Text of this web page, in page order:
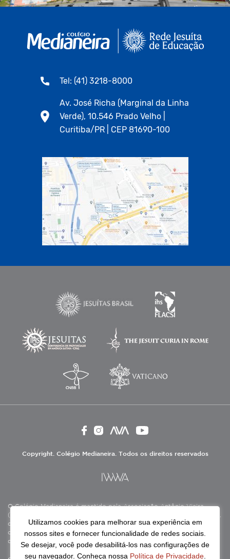
Tel: (41) 3218-8000
Av. José Richa (Marginal da Linha
Verde), 10.546 Prado Velho |
Curitiba/PR | CEP 81690-100
Copyright. Colégio Medianeira. Todos os direitos reservados
O Colégio Medianeira é mantido pela Associação Antônio Vieira
(ASAV), instituição de direito privado sem fins lucrativos, filantrópica,
de natureza educativa, cultural, assistencial e beneficente, certificada
como Entidade Beneficente de Assistência Social (CEBAS), nas áreas
de educação e assistência social.
Utilizamos cookies para melhorar sua experiência em
nossos sites e fornecer funcionalidade de redes sociais.
Se desejar, você pode desabilitá-los nas configurações de
seu navegador. Conheça nossa Política de Privacidade.